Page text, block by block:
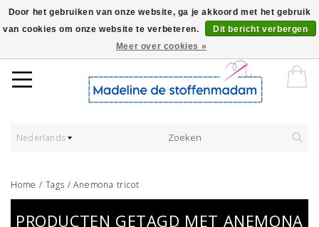
Worldwide Shipping - Onze stoffen worden verkocht per 10 cm.
Nederlands
Home / Tags /Anemona tricot
PRODUCTEN GETAGD MET ANEMONA
Door het gebruiken van onze website, ga je akkoord met het gebruik
van cookies om onze website te verbeteren.
Dit bericht verbergen
Meer over cookies »